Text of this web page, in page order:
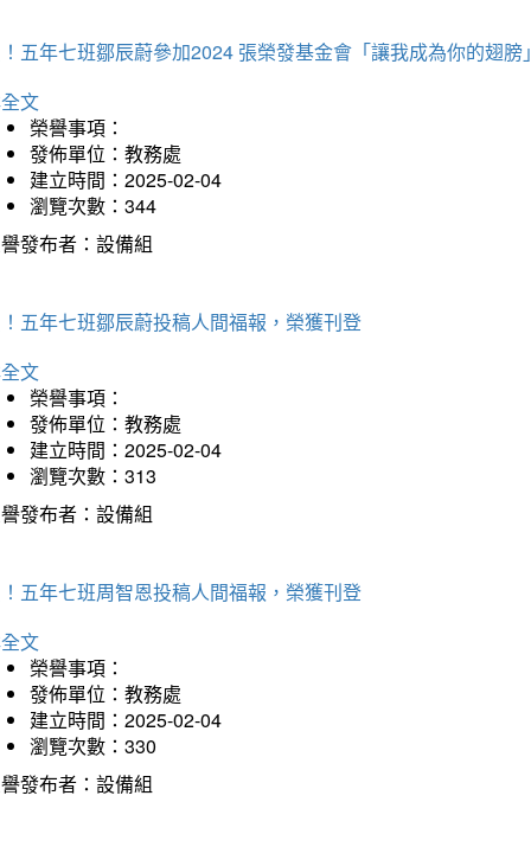
五年七班鄒辰蔚參加2024 張榮發基金會「讓我成為你的翅
文
榮譽事項：
發佈單位：教務處
建立時間：2025-02-04
瀏覽次數：344
發布者：設備組
五年七班鄒辰蔚投稿人間福報，榮獲刊登
文
榮譽事項：
發佈單位：教務處
建立時間：2025-02-04
瀏覽次數：313
發布者：設備組
五年七班周智恩投稿人間福報，榮獲刊登
文
榮譽事項：
發佈單位：教務處
建立時間：2025-02-04
瀏覽次數：330
發布者：設備組